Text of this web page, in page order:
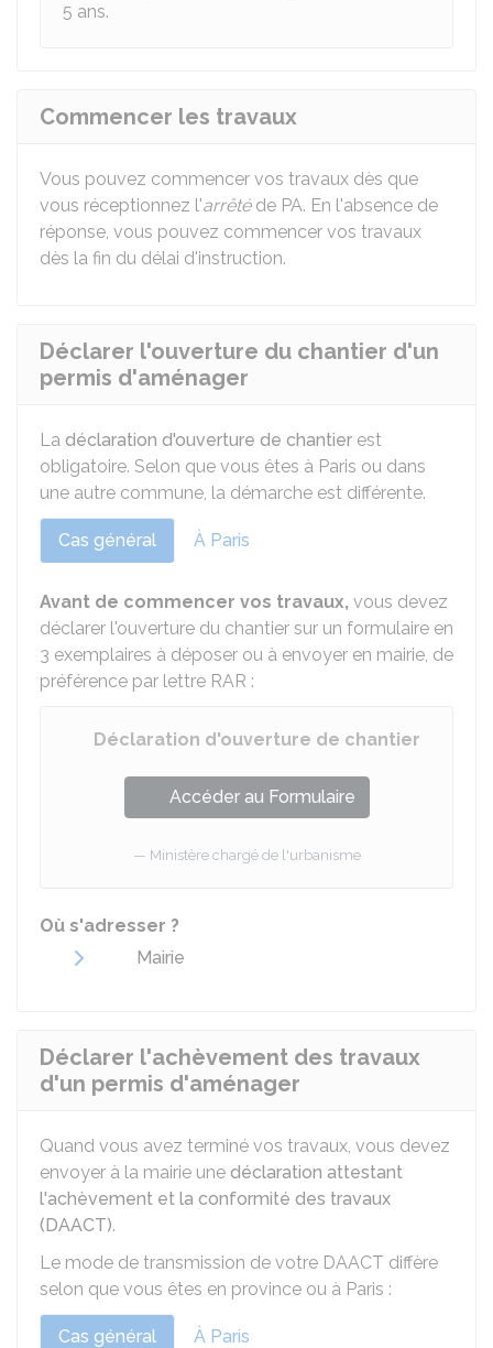
5 ans.
Commencer les travaux
Vous pouvez commencer vos travaux dès que
vous réceptionnez l'arrêtéde PA. En l'absence de
réponse, vous pouvez commencer vos travaux
dès la fin du délai d'instruction.
Déclarer l'ouverture du chantier d'un
permis d'aménager
La déclaration d'ouverture de chantier est
obligatoire. Selon que vous êtes à Paris ou dans
une autre commune, la démarche est différente.
Cas général À Paris
Avant de commencer vos travaux, vous devez
déclarer l'ouverture du chantier sur un formulaire en
3 exemplaires à déposer ou à envoyer en mairie, de
préférence par lettre RAR :
Déclaration d'ouverture de chantier
Accéder au Formulaire
Ministère chargé de l'urbanisme
Où s'adresser ?
Mairie
Déclarer l'achèvement des travaux
d'un permis d'aménager
Quand vous avez terminé vos travaux, vous devez
envoyer à la mairie une déclaration attestant
l'achèvement et la conformité des travaux
(DAACT).
Le mode de transmission de votre DAACT diffère
selon que vous êtes en province ou à Paris :
Cas général À Paris